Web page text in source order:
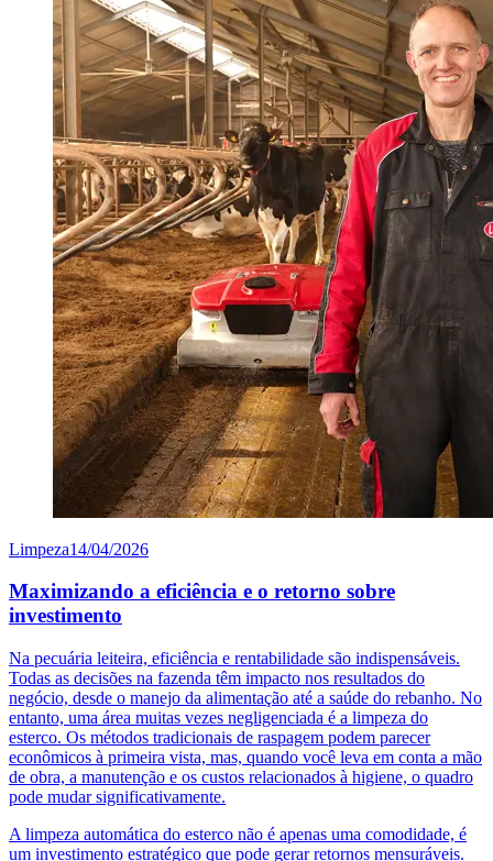
Limpeza14/04/2026
Maximizando a eficiência e o retorno sobre
investimento
Na pecuária leiteira, eficiência e rentabilidade são indispensáveis.
Todas as decisões na fazenda têm impacto nos resultados do
negócio, desde o manejo da alimentação até a saúde do rebanho. No
entanto, uma área muitas vezes negligenciada é a limpeza do
esterco. Os métodos tradicionais de raspagem podem parecer
econômicos à primeira vista, mas, quando você leva em conta a mão
de obra, a manutenção e os custos relacionados à higiene, o quadro
pode mudar significativamente.
A limpeza automática do esterco não é apenas uma comodidade, é
um investimento estratégico que pode gerar retornos mensuráveis.